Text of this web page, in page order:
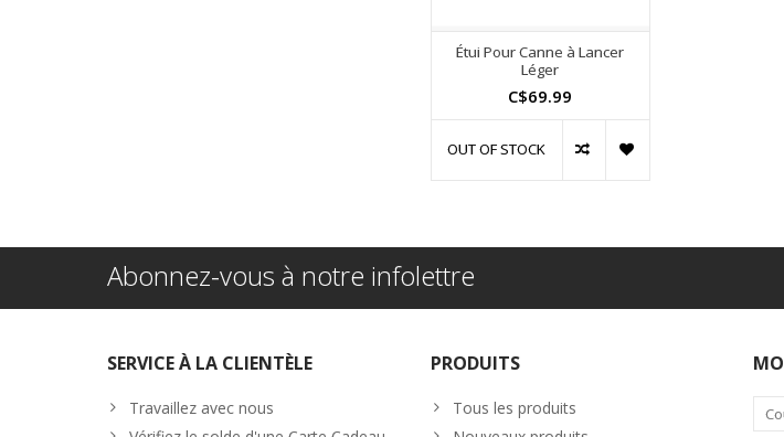
Étui Pour Canne à Lancer
Léger
C$69.99
OUT OF STOCK
Abonnez-vous à notre infolettre
SERVICE À LA CLIENTÈLE
Travaillez avec nous
PRODUITS
Tous les produits